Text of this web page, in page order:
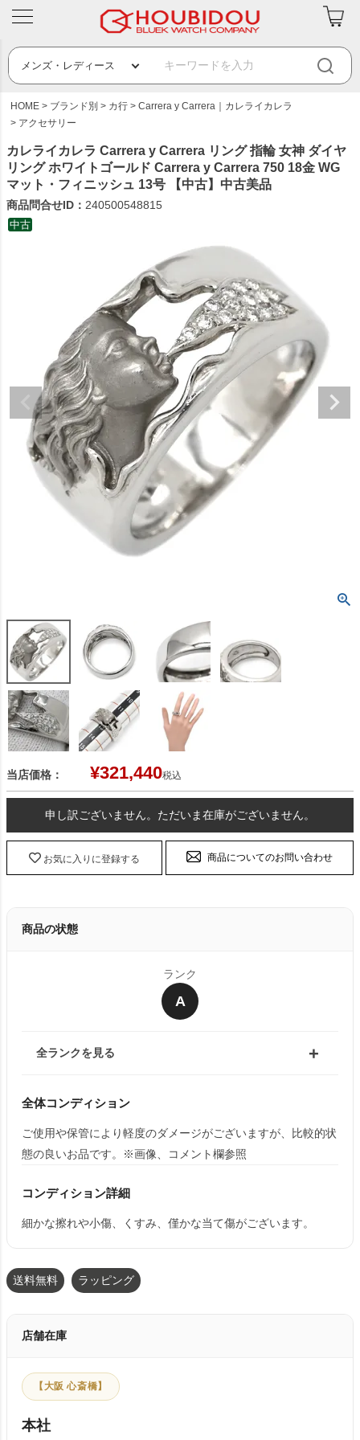
HOME ブランド別 カ行
Carrera y Carrera｜カレライカレラ
アクセサリー
カレライカレラ Carrera y Carrera リング 指輪 女神 ダイヤ
リング ホワイトゴールド Carrera y Carrera 750 18金 WG
マット・フィニッシュ 13号 【中古】中古美品
商品問合せID： 240500548815
中古
当店価格： ¥321,440税込
申し訳ございません。ただいま在庫がございません。
お気に入りに登録する 商品についてのお問い合わせ
商品の状態
ランク
A
全ランクを見る
全体コンディション
ご使用や保管により軽度のダメージがございますが、比較的状
態の良いお品です。※画像、コメント欄参照
コンディション詳細
細かな擦れや小傷、くすみ、僅かな当て傷がございます。
送料無料 ラッピング
店舗在庫
【大阪 心斎橋】
本社